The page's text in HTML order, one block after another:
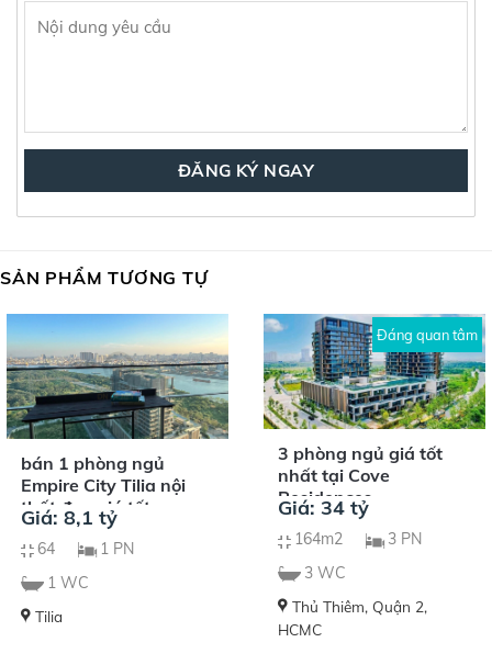
SẢN PHẨM TƯƠNG TỰ
bán 1 phòng ngủ
Empire City Tilia nội
thất đẹp giá tốt
Giá: 8,1 tỷ
64
1 PN
1 WC
Tilia
Đáng quan tâm
3 phòng ngủ giá tốt
nhất tại Cove
Residences
Giá: 34 tỷ
164m2
3 PN
3 WC
Thủ Thiêm, Quận 2,
HCMC